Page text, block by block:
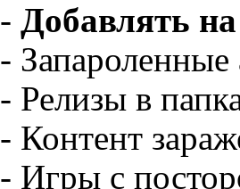
- Добавлять
-
- Релизы в
- Контент
- Игры с